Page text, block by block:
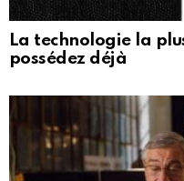
La technologie la
possédez déjà